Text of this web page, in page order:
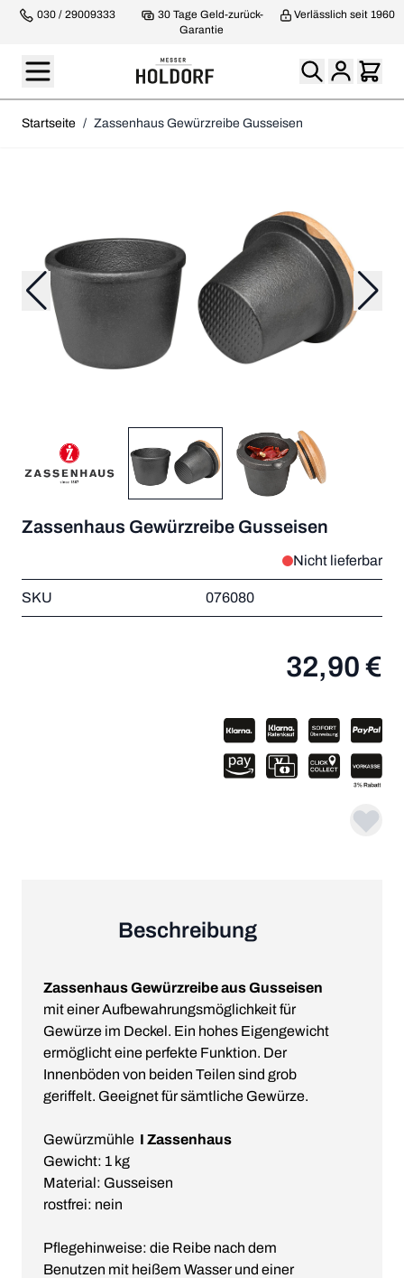
030 / 29009333
30 Tage Geld-zurück-
Garantie
Verlässlich seit 1960
Startseite / Zassenhaus Gewürzreibe Gusseisen
Zassenhaus Gewürzreibe Gusseisen
Nicht lieferbar
SKU 076080
32,90 €
Beschreibung
Zassenhaus Gewürzreibe aus Gusseisen
mit einer Aufbewahrungsmöglichkeit für
Gewürze im Deckel. Ein hohes Eigengewicht
ermöglicht eine perfekte Funktion. Der
Innenböden von beiden Teilen sind grob
geriffelt. Geeignet für sämtliche Gewürze.
Gewürzmühle I Zassenhaus
Gewicht: 1 kg
Material: Gusseisen
rostfrei: nein
Pflegehinweise: die Reibe nach dem
Benutzen mit heißem Wasser und einer